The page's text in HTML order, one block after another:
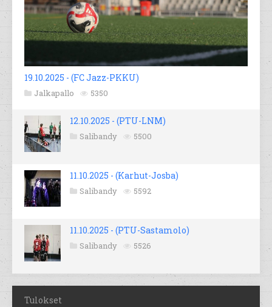
19.10.2025 - (FC Jazz-PKKU)
Jalkapallo 5350
12.10.2025 - (PTU-LNM)
Salibandy 5500
11.10.2025 - (Karhut-Josba)
Salibandy 5592
11.10.2025 - (PTU-Sastamolo)
Salibandy 5526
Tulokset